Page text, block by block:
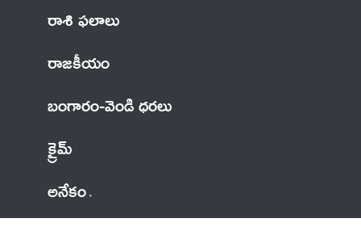
రాశి ఫలాలు
రాజకీయం
బంగారం-వెండి ధరలు
క్రైమ్
అనేకం